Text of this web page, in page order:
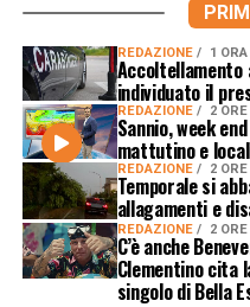
REDAZIONE 1 ORA
Accoltellamento
individuato il
REDAZIONE 2 ORE
Sannio, week
mattutino e
REDAZIONE 2 ORE
Temporale si
allagamenti e
REDAZIONE 2 ORE
C’è anche
Clementino cita
singolo di Bella